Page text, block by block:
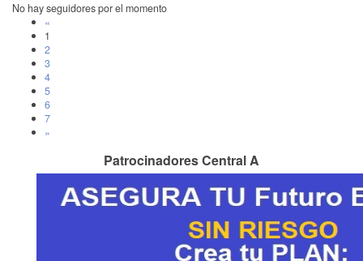
No hay seguidores por el momento
«
1
2
3
4
5
6
7
»
Patrocinadores Central A